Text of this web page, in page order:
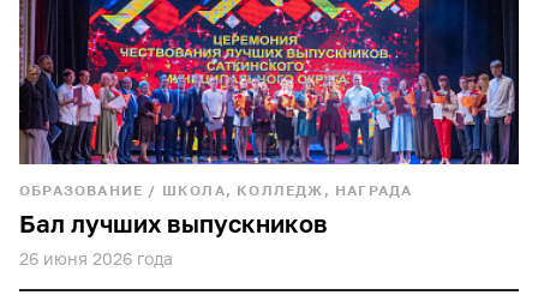
ОБРАЗОВАНИЕ / ШКОЛА, КОЛЛЕДЖ, НАГРАДА
Бал лучших выпускников
26 июня 2026 года